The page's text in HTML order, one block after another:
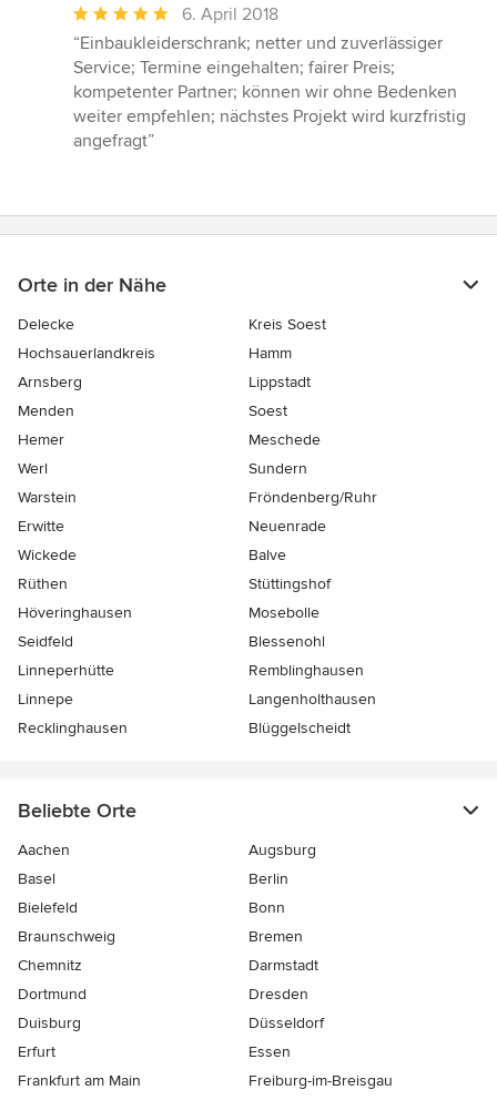
Durchschnittliche
Bewertung:
5
von
5
Sternen
6. April 2018
“Einbaukleiderschrank; netter und zuverlässiger
Service; Termine eingehalten; fairer Preis;
kompetenter Partner; können wir ohne Bedenken
weiter empfehlen; nächstes Projekt wird kurzfristig
angefragt”
Orte in der Nähe
Delecke
Kreis Soest
Hochsauerlandkreis
Hamm
Arnsberg
Lippstadt
Menden
Soest
Hemer
Meschede
Werl
Sundern
Warstein
Fröndenberg/Ruhr
Erwitte
Neuenrade
Wickede
Balve
Rüthen
Stüttingshof
Höveringhausen
Mosebolle
Seidfeld
Blessenohl
Linneperhütte
Remblinghausen
Linnepe
Langenholthausen
Recklinghausen
Blüggelscheidt
Beliebte Orte
Aachen
Augsburg
Basel
Berlin
Bielefeld
Bonn
Braunschweig
Bremen
Chemnitz
Darmstadt
Dortmund
Dresden
Duisburg
Düsseldorf
Erfurt
Essen
Frankfurt am Main
Freiburg-im-Breisgau